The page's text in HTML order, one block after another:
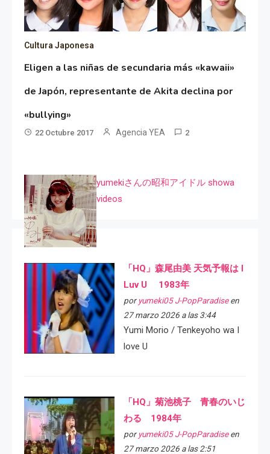
Cultura Japonesa
Eligen a las niñas de secundaria más «kawaii»
de Japón, representante de Akita declina por
«bullying»
22 Octubre 2017 Agencia YEA 2
yumekiさんの昭和アイドル showa
videos
「HQ」森尾由美 天気予報は I
Luv U 1983年
por yumeki05 J-PopParadiseen
27 marzo 2026 a las 3:44
Yumi Morio / Tenkeyoho wa I
love U
「HQ」菊池桃子 青春のいじ
わる 1984年
por yumeki05 J-PopParadiseen
27 marzo 2026 a las 2:51